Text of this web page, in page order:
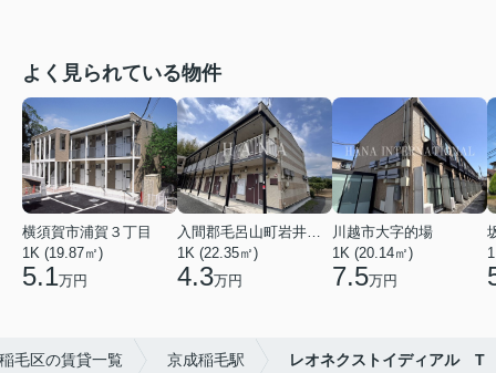
よく見られている物件
横須賀市浦賀３丁目
1K (19.87㎡)
5.1万円
入間郡毛呂山町岩井西１丁目
1K (22.35㎡)
4.3万円
川越市大字的場
1K (20.14㎡)
7.5万円
毛区の賃貸一覧 京成稲毛駅 レオネクストイディアル T